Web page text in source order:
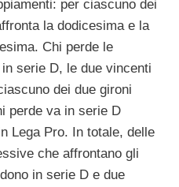
per ciascuno dei
la dodicesima e la
Chi perde le
serie D, le due vincenti
dei due gironi
perde va in serie D
Lega Pro. In totale, delle
che affrontano gli
in serie D e due